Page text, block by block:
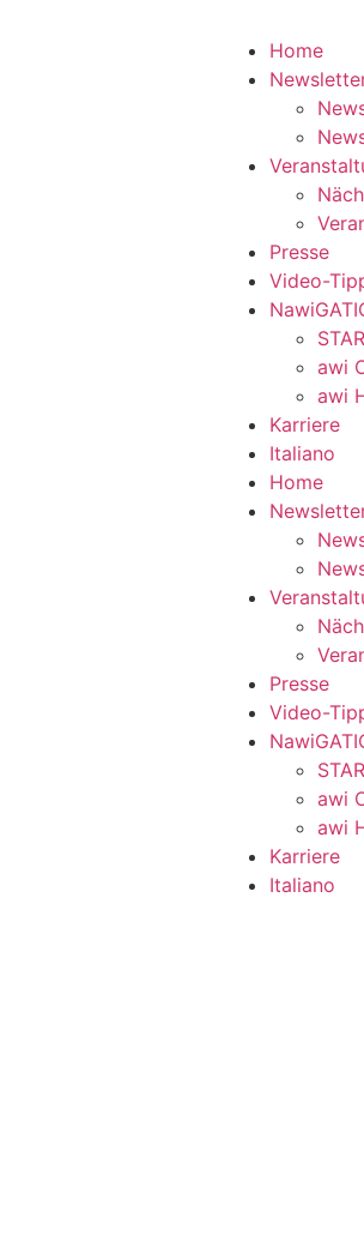
Home
Presse
Video-
awi
awi
Karriere
Italiano
Home
Presse
Video-
awi
awi
Karriere
Italiano